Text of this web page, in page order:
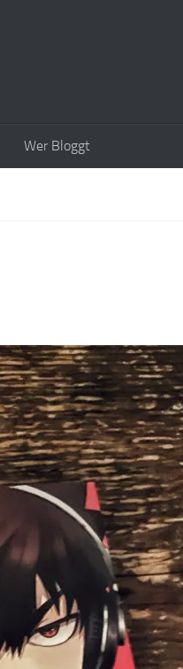
Wer Bloggt